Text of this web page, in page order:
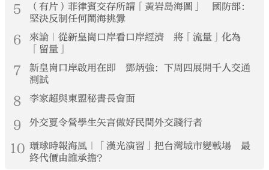
5
（有片）菲律賓交存所謂「黃岩島海圖」 國防部：
堅決反制任何鬧海挑釁
6
來論｜從新皇崗口岸看口岸經濟 將「流量」化為
「留量」
7
新皇崗口岸啟用在即 鄧炳強：下周四展開千人交通
測試
8 李家超與東盟秘書長會面
9 外交夏令營學生矢言做好民間外交踐行者
10 環球時報海風｜「漢光演習」把台灣城市變戰場 最
終代價由誰承擔？